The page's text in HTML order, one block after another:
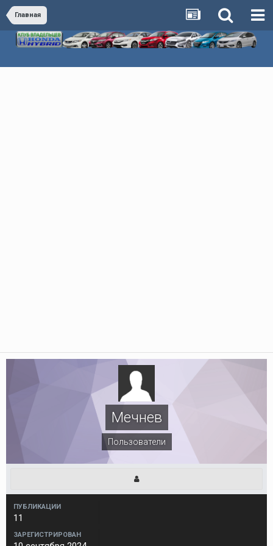
Главная
Мечнев
Пользователи
ПУБЛИКАЦИИ
11
ЗАРЕГИСТРИРОВАН